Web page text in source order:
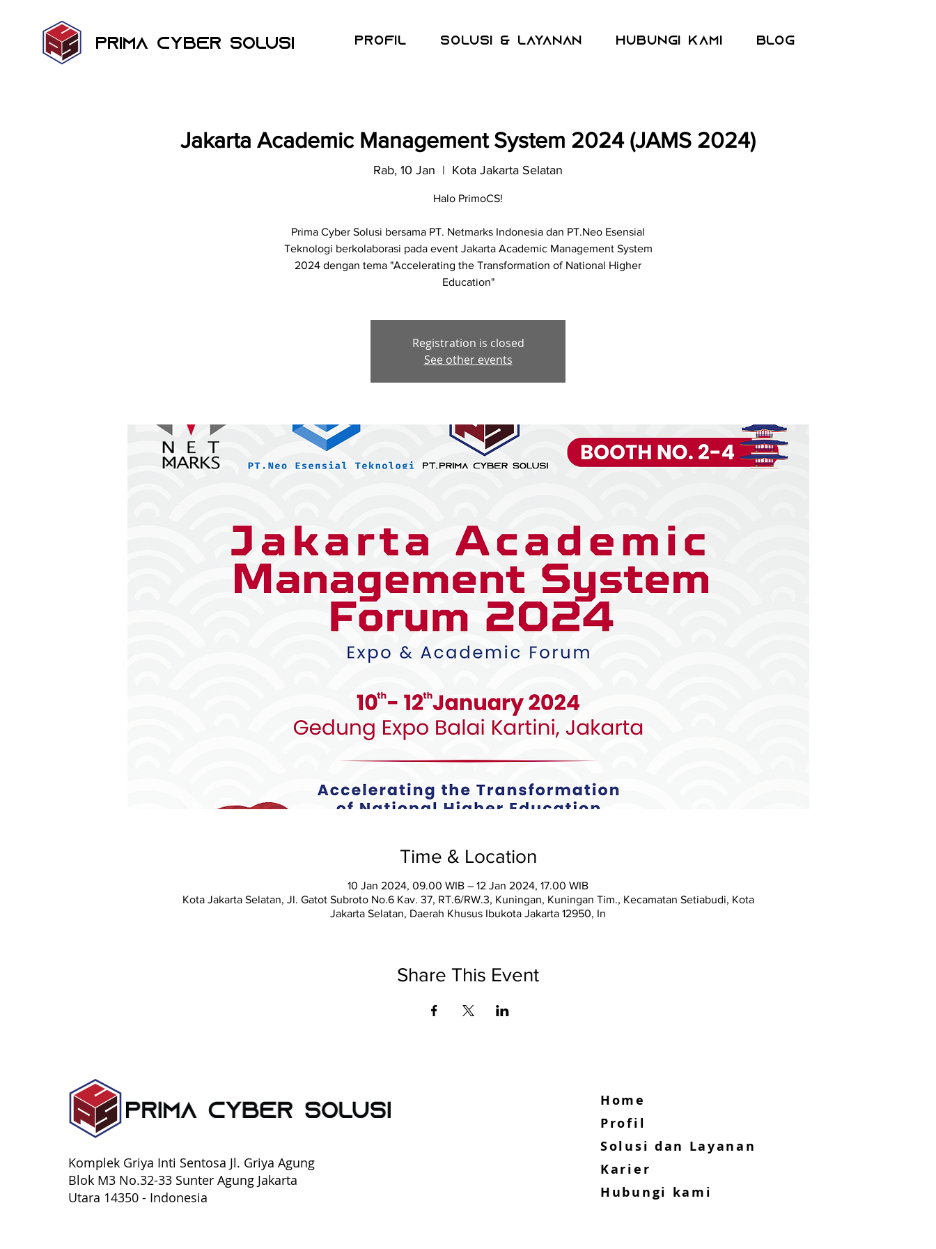
Prima Cyber Solusi Profil Solusi & Layanan Hubungi kami Blog
Jakarta Academic Management System 2024 (JAMS 2024)
Rab, 10 Jan
  |
Kota Jakarta Selatan
Halo PrimoCS!
Prima Cyber Solusi bersama PT. Netmarks Indonesia dan PT.Neo Esensial
Teknologi berkolaborasi pada event Jakarta Academic Management System
2024 dengan tema "Accelerating the Transformation of National Higher
Education"
Registration is closed
See other events
Time & Location
10 Jan 2024, 09.00 WIB – 12 Jan 2024, 17.00 WIB
Kota Jakarta Selatan, Jl. Gatot Subroto No.6 Kav. 37, RT.6/RW.3, Kuningan, Kuningan Tim., Kecamatan Setiabudi, Kota
Jakarta Selatan, Daerah Khusus Ibukota Jakarta 12950, In
Share This Event
Komplek Griya Inti Sentosa Jl. Griya Agung
Blok M3 No.32-33 Sunter Agung Jakarta
Utara 14350 - Indonesia
Home
Profil
Solusi dan Layanan
Karier
Hubungi kami